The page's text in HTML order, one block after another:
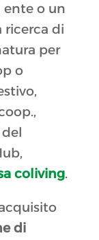
ente o un
ricerca di
per
o
coliving.
di